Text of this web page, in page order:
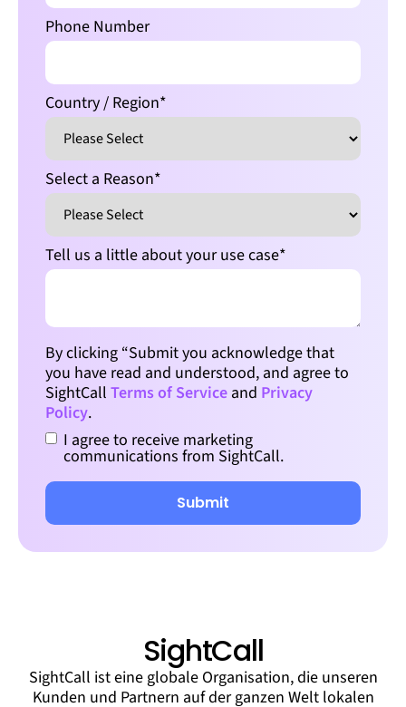
Phone Number
Country / Region*
Select a Reason*
Tell us a little about your use case*
By clicking “Submit you acknowledge that
you have read and understood, and agree to
SightCall Terms of Service and Privacy
Policy.
I agree to receive marketing
communications from SightCall.
SightCall
SightCall ist eine globale Organisation, die unseren
Kunden und Partnern auf der ganzen Welt lokalen